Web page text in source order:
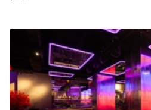
Photo
Shooting
Conference Meeting